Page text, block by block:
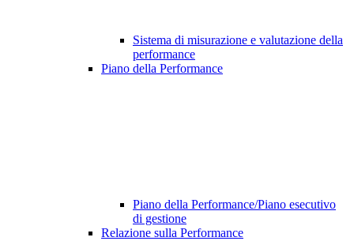
Sistema di misurazione e valutazione della
performance
Piano della Performance
Piano della Performance/Piano esecutivo
di gestione
Relazione sulla Performance